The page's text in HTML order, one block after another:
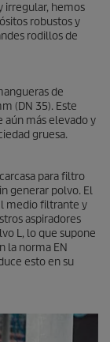
irregular, hemos
robustos y
rodillos de
de
(DN 35). Este
más elevado y
gruesa.
para filtro
generar polvo. El
medio filtrante y
aspiradores
L, lo que supone
la norma EN
esto en su